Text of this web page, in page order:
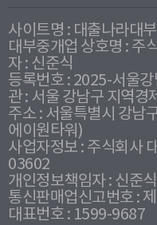
사이트명 : 대출나라대
대부중개업 상호명 : 주
자 : 신준식
등록번호 : 2025-서울
관 : 서울 강남구 지역
주소 : 서울특별시 강남
에이원타워)
사업자정보 : 주식회사
03602
개인정보책임자 : 신준식
통신판매업신고번호 :
대표번호 : 1599-9687